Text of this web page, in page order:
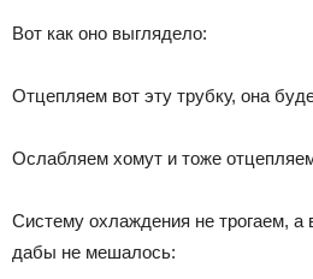
Вот как оно выглядело:
Отцепляем вот эту трубку, она
Ослабляем хомут и тоже
Систему охлаждения не трогаем, а
дабы не мешалось: